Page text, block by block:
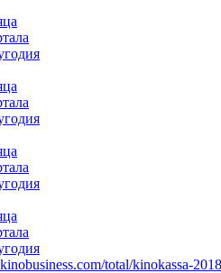
total/kinokassa-